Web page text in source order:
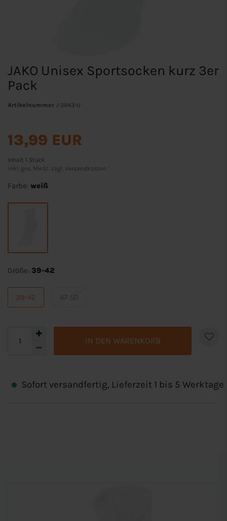
JAKO Unisex Sportsocken kurz 3er
Pack
Artikelnummer J-3943-U
13,99 EUR
Inhalt 1 Stück
inkl. ges. MwSt. zzgl. Versandkosten
Farbe: weiß
Größe: 39-42
39-42 47-50
IN DEN WARENKORB
Sofort versandfertig, Lieferzeit 1 bis 5 Werktage